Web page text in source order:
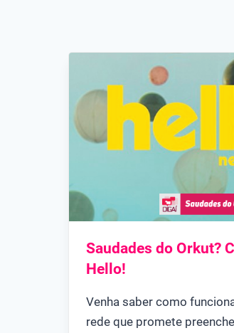
Saudades do Orkut?
Hello!
Venha saber como
rede que promete